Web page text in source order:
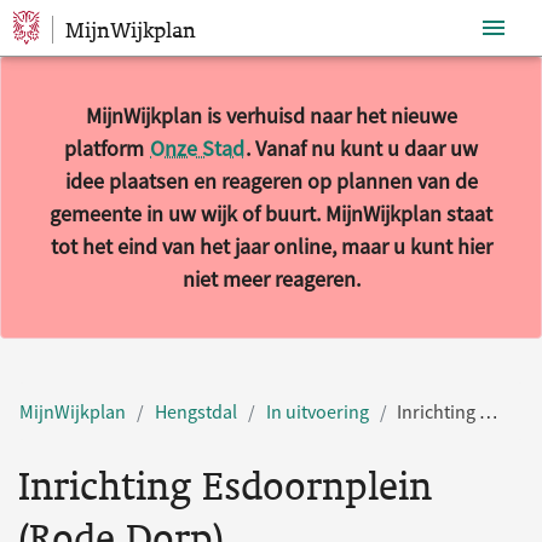
Sla navigatie over
MijnWijkplan
MijnWijkplan is verhuisd naar het nieuwe
platform Onze Stad. Vanaf nu kunt u daar uw
idee plaatsen en reageren op plannen van de
gemeente in uw wijk of buurt. MijnWijkplan staat
tot het eind van het jaar online, maar u kunt hier
niet meer reageren.
MijnWijkplan Hengstdal In uitvoering Inrichting Esdoornplein (Rode Dorp)
Inrichting Esdoornplein